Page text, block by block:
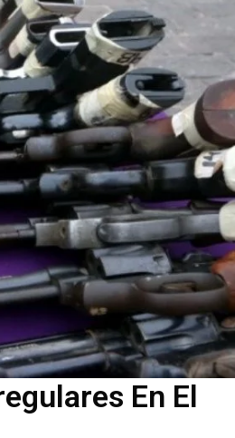
En El